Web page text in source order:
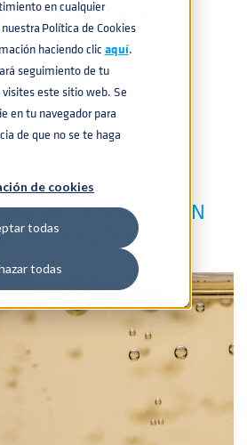
en cualquier
Política de Cookies
haciendo clic aquí.
seguimiento de tu
este sitio web. Se
en tu navegador para
de que no se te haga
de cookies
todas
todas
PARA
SIDRA DE
UNA SOLUCIÓN
ALMACENAJE